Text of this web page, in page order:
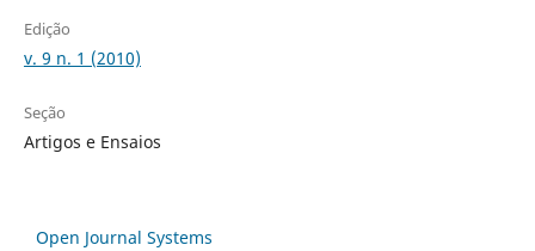
Edição
v. 9 n. 1 (2010)
Seção
Artigos e Ensaios
Open Journal Systems